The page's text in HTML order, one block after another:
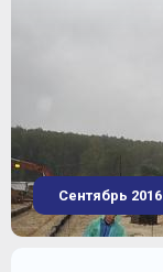
Сентябрь 2016